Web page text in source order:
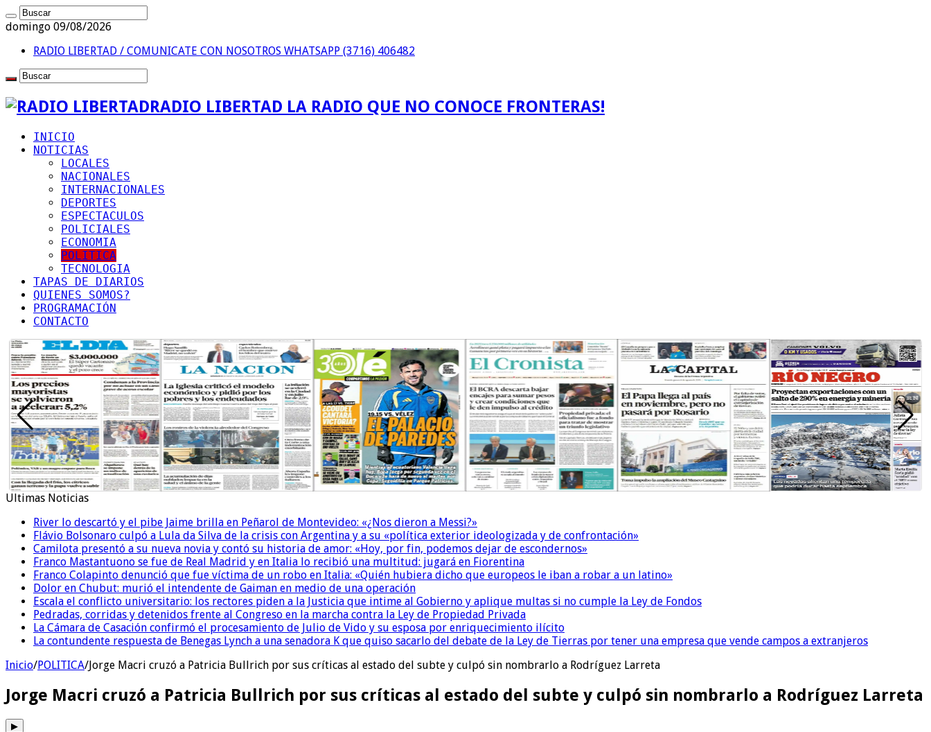
domingo 09/08/2026
RADIO LIBERTAD / COMUNICATE CON NOSOTROS WHATSAPP (3716) 406482
RADIO LIBERTAD LA RADIO QUE NO CONOCE FRONTERAS!
INICIO
NOTICIAS
LOCALES
NACIONALES
INTERNACIONALES
DEPORTES
ESPECTACULOS
POLICIALES
ECONOMIA
POLITICA
TECNOLOGIA
TAPAS DE DIARIOS
QUIENES SOMOS?
PROGRAMACIÓN
CONTACTO
Ultimas Noticias
River lo descartó y el pibe Jaime brilla en Peñarol de Montevideo: «¿Nos dieron a Messi?»
Flávio Bolsonaro culpó a Lula da Silva de la crisis con Argentina y a su «política exterior ideologizada y de confrontación»
Camilota presentó a su nueva novia y contó su historia de amor: «Hoy, por fin, podemos dejar de escondernos»
Franco Mastantuono se fue de Real Madrid y en Italia lo recibió una multitud: jugará en Fiorentina
Franco Colapinto denunció que fue víctima de un robo en Italia: «Quién hubiera dicho que europeos le iban a robar a un latino»
Dolor en Chubut: murió el intendente de Gaiman en medio de una operación
Escala el conflicto universitario: los rectores piden a la Justicia que intime al Gobierno y aplique multas si no cumple la Ley de Fondos
Pedradas, corridas y detenidos frente al Congreso en la marcha contra la Ley de Propiedad Privada
La Cámara de Casación confirmó el procesamiento de Julio de Vido y su esposa por enriquecimiento ilícito
La contundente respuesta de Benegas Lynch a una senadora K que quiso sacarlo del debate de la Ley de Tierras por tener una empresa que vende campos a extranjeros
Inicio/POLITICA/Jorge Macri cruzó a Patricia Bullrich por sus críticas al estado del subte y culpó sin nombrarlo a Rodríguez Larreta
Jorge Macri cruzó a Patricia Bullrich por sus críticas al estado del subte y culpó sin nombrarlo a Rodríguez Larreta
▶